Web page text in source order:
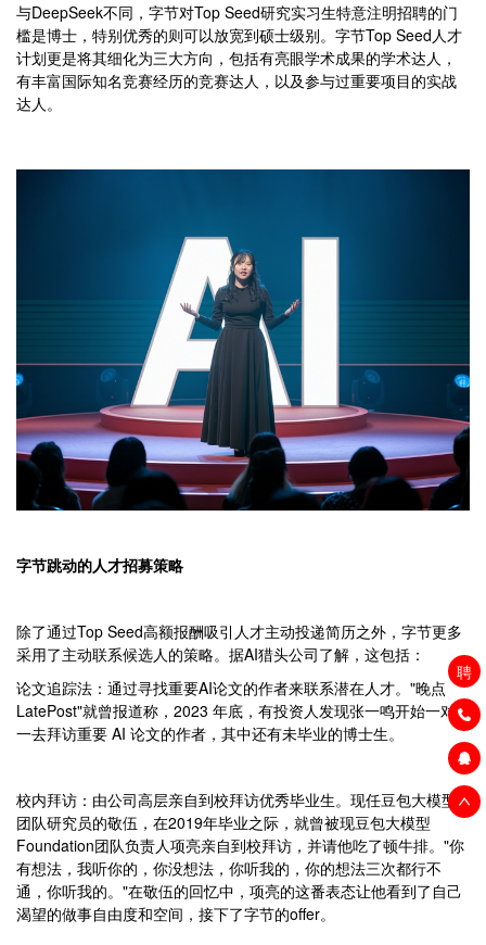
聘
与DeepSeek不同，字节对Top Seed研究实习生特意注明招聘的门
槛是博士，特别优秀的则可以放宽到硕士级别。字节Top Seed人才
计划更是将其细化为三大方向，包括有亮眼学术成果的学术达人，
有丰富国际知名竞赛经历的竞赛达人，以及参与过重要项目的实战
达人。
字节跳动的人才招募策略
除了通过Top Seed高额报酬吸引人才主动投递简历之外，字节更多
采用了主动联系候选人的策略。据AI猎头公司了解，这包括：
论文追踪法：通过寻找重要AI论文的作者来联系潜在人才。"晚点
LatePost"就曾报道称，2023 年底，有投资人发现张一鸣开始一对
一去拜访重要 AI 论文的作者，其中还有未毕业的博士生。
校内拜访：由公司高层亲自到校拜访优秀毕业生。现任豆包大模型
团队研究员的敬伍，在2019年毕业之际，就曾被现豆包大模型
Foundation团队负责人项亮亲自到校拜访，并请他吃了顿牛排。"你
有想法，我听你的，你没想法，你听我的，你的想法三次都行不
通，你听我的。"在敬伍的回忆中，项亮的这番表态让他看到了自己
渴望的做事自由度和空间，接下了字节的offer。